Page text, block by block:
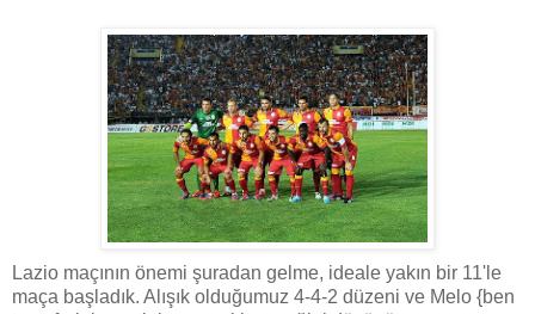
Lazio maçının önemi şuradan gelme, ideale yakın bir 11'le
maça başladık. Alışık olduğumuz 4-4-2 düzeni ve Melo {ben